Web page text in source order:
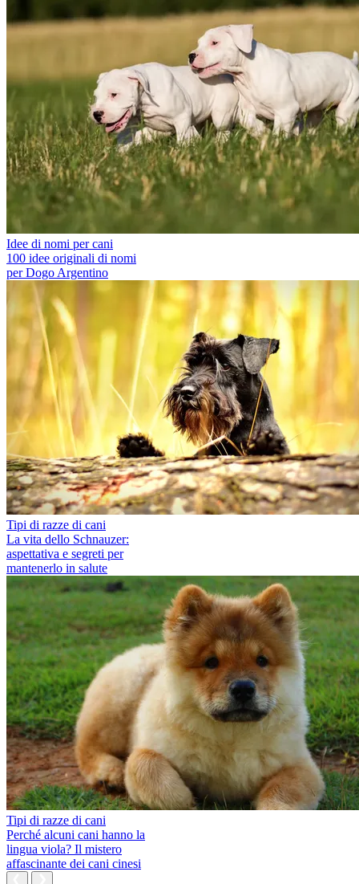
Idee di nomi per cani
100 idee originali di nomi
per Dogo Argentino
Tipi di razze di cani
La vita dello Schnauzer:
aspettativa e segreti per
mantenerlo in salute
Tipi di razze di cani
Perché alcuni cani hanno la
lingua viola? Il mistero
affascinante dei cani cinesi